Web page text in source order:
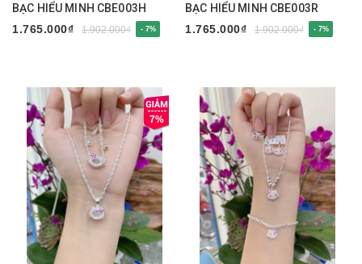
BẠC HIỂU MINH CBE003H
1.765.000₫
1.902.000₫ - 7%
BẠC HIỂU MINH CBE003R
1.765.000₫
1.902.000₫ - 7%
7%